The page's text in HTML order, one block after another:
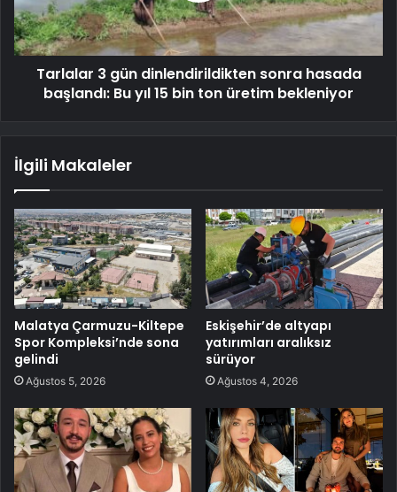
Tarlalar 3 gün dinlendirildikten sonra hasada
başlandı: Bu yıl 15 bin ton üretim bekleniyor
İlgili Makaleler
Malatya Çarmuzu-Kiltepe
Spor Kompleksi’nde sona
gelindi
Ağustos 5, 2026
Eskişehir’de altyapı
yatırımları aralıksız
sürüyor
Ağustos 4, 2026